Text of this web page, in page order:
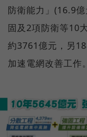
防衛能力」(16.9
固及2項防衛等10
約3761億元，另
加速電網改善工作。